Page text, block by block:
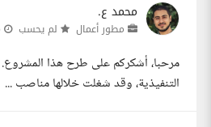
محمد ع.
مطور أعمال لم يحسب
التنفيذية، وقد شغلت خلالها مناصب ...